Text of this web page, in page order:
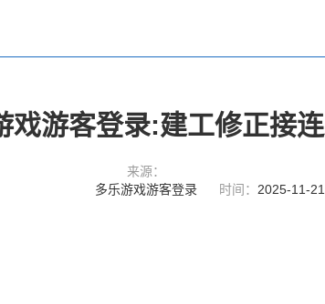
戏游客登录:建工修正接
来源：
多乐游戏游客登录
时间： 2025-11-